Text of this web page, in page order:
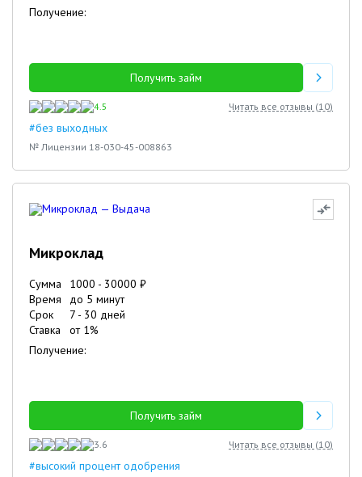
Получение:
Получить займ
4.5 Читать все отзывы (10)
#без выходных
№ Лицензии 18-030-45-008863
Микроклад
Сумма 1000 - 30000 ₽
Время
до 5 минут
Срок
7 - 30 дней
Ставка
от 1%
Получение:
Получить займ
3.6 Читать все отзывы (10)
#высокий процент одобрения